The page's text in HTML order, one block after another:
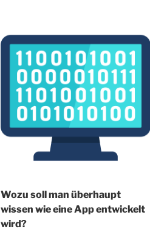
Wozu soll man überhaupt
wissen wie eine App entwickelt
wird?